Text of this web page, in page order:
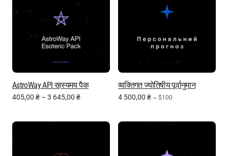
AstroWay API रहस्यमय पैक
405,00 ₴ – 3 645,00 ₴
व्यक्तिगत ज्योतिषीय पूर्वानुमान
4 500,00 ₴ ~ $100